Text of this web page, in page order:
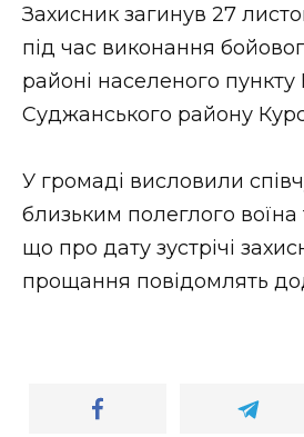
ВІДЕО
Захисник загинув 27
під час виконання
районі населеного
Суджанського району
У громаді висловили
близьким полеглого воїна
що про дату зустрічі
прощання повідомлять